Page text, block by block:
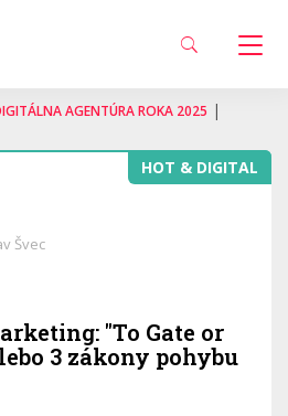
AGENTÚRA ROKA 2025 |
HOT & DIGITAL
Švec
"To Gate or
3 zákony pohybu